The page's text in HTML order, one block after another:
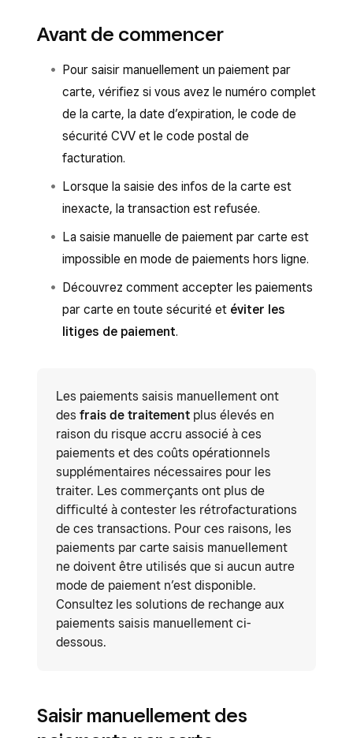
Avant de commencer
Pour saisir manuellement un paiement par
carte, vérifiez si vous avez le numéro complet
de la carte, la date d’expiration, le code de
sécurité CVV et le code postal de
facturation.
Lorsque la saisie des infos de la carte est
inexacte, la transaction est refusée.
La saisie manuelle de paiement par carte est
impossible en mode de paiements hors ligne.
Découvrez comment accepter les paiements
par carte en toute sécurité et éviter les
litiges de paiement.
Les paiements saisis manuellement ont
des frais de traitement plus élevés en
raison du risque accru associé à ces
paiements et des coûts opérationnels
supplémentaires nécessaires pour les
traiter. Les commerçants ont plus de
difficulté à contester les rétrofacturations
de ces transactions. Pour ces raisons, les
paiements par carte saisis manuellement
ne doivent être utilisés que si aucun autre
mode de paiement n’est disponible.
Consultez les solutions de rechange aux
paiements saisis manuellement ci-
dessous.
Saisir manuellement des